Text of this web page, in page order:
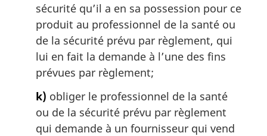
sécurité qu’il a en sa possession pour ce
produit au professionnel de la santé ou
de la sécurité prévu par règlement, qui
lui en fait la demande à l’une des fins
prévues par règlement;
k) obliger le professionnel de la santé
ou de la sécurité prévu par règlement
qui demande à un fournisseur qui vend